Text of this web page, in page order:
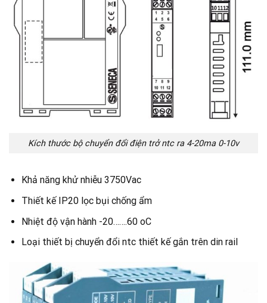
Kích thước bộ chuyển đổi điện trở ntc ra 4-20ma 0-10v
Khả năng khử nhiễu 3750Vac
Thiết kế IP20 lọc bụi chống ẩm
Nhiệt độ vận hành -20…….60 oC
Loại thiết bị chuyển đổi ntc thiết kế gắn trên din rail